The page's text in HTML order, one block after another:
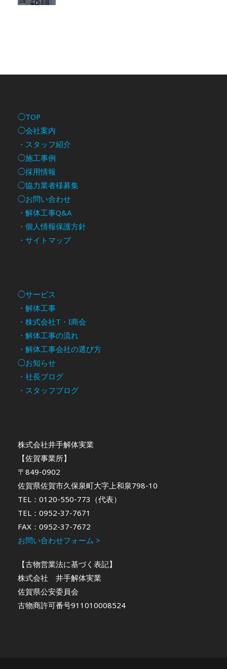
◯TOP
◯会社案内
・スタッフ紹介
◯施工事例
◯採用情報
◯協力業者様募集
◯お問い合わせ
・解体工事Q&A
・個人情報保護方針
・サイトマップ
◯サービス
・解体工事
・株式会社T・I商会
・解体工事の流れ
・解体工事会社の選び方
◯お知らせ
・社長ブログ
・スタッフブログ
株式会社井手解体実業
【佐賀事業所】
〒849-0902
佐賀県佐賀市久保泉町大字上和泉798-10
TEL：0120-550-773（代表）
TEL：0952-37-7671
FAX：0952-37-7672
お問い合わせフォーム >
【古物営業法に基づく表記】
株式会社 井手解体実業
佐賀県公安委員会
古物商許可番号911010008524